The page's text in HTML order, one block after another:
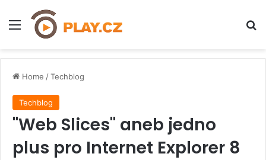
Menu
Home /Techblog
Techblog
"Web Slices" aneb jedno
plus pro Internet Explorer 8